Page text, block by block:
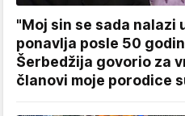
"Moj sin se sada nalazi
ponavlja posle 50
Šerbedžija govorio za
članovi moje porodice